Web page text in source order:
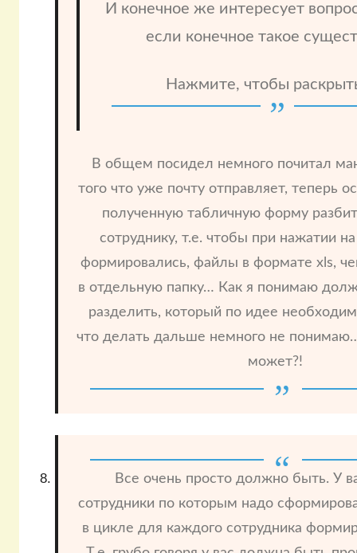
И конечное же интересует
если конечное такое
Нажмите, чтобы
В общем посидел немного почитал
того что уже почту отправляет, теперь
полученную табличную форму
сотруднику, т.е. чтобы при нажатии
формировались, файлы в формате xls,
в отдельную папку… Как я понимаю
разделить, который по идее
что делать дальше немного не
может?!
Все очень просто должно быть. У
сотрудники по которым надо
в цикле для каждого сотрудника